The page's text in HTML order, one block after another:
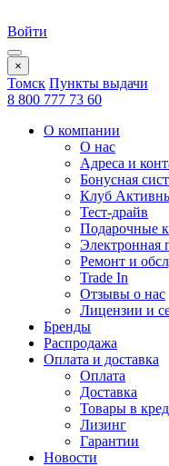
Войти
×
Томск Пункты выдачи
8 800 777 73 60
О компании
О нас
Адреса и
Бонусная
Клуб
Тест-драйв
Подарочные
Электронная
Ремонт и
Trade In
Отзывы о нас
Лицензии и
Бренды
Распродажа
Оплата и доставка
Оплата
Доставка
Товары в
Лизинг
Гарантии
Новости